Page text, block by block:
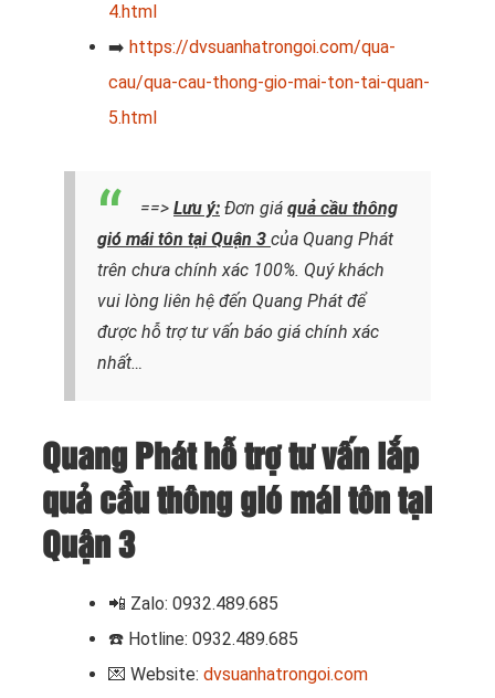
4.html
➡️ https://dvsuanhatrongoi.com/qua-
cau/qua-cau-thong-gio-mai-ton-tai-quan-
5.html
==> Lưu ý: Đơn giá quả cầu thông
gió mái tôn tại Quận 3 của Quang Phát
trên chưa chính xác 100%. Quý khách
vui lòng liên hệ đến Quang Phát để
được hỗ trợ tư vấn báo giá chính xác
nhất…
Quang Phát hỗ trợ tư vấn lắp
quả cầu thông gió mái tôn tại
Quận 3
📲 Zalo: 0932.489.685
☎️ Hotline: 0932.489.685
💌 Website: dvsuanhatrongoi.com